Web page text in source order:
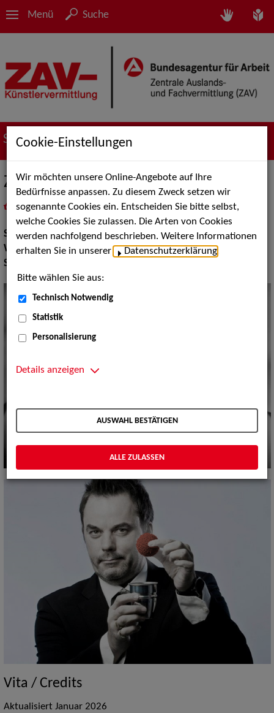
Menü Suche
Suche nach Künstler*innen
Zino für Erwachsene
als PDF speichern
inMeine Merklistelegen
Show:Walk Acts Animation
Walk Acts Animation:Tischzauberei
Show Acts:
Vita / Credits
Aktualisiert Januar 2026
Cookie-Einstellungen
Wir möchten unsere Online-Angebote auf Ihre
Bedürfnisse anpassen. Zu diesem Zweck setzen wir
sogenannte Cookies ein. Entscheiden Sie bitte selbst,
welche Cookies Sie zulassen. Die Arten von Cookies
werden nachfolgend beschrieben. Weitere Informationen
erhalten Sie in unserer
Datenschutzerklärung
Bitte wählen Sie aus:
Technisch Notwendig
Statistik
Personalisierung
Details anzeigen
AUSWAHL BESTÄTIGEN
ALLE ZULASSEN